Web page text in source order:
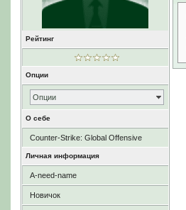
Рейтинг
Опции
Опции
О себе
Counter-Strike: Global Offensive
Личная информация
A-need-name
Новичок